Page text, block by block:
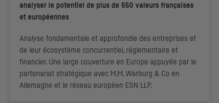
analyser le potentiel de plus de 550 valeurs françaises
et européennes
Analyse fondamentale et approfondie des entreprises et
de leur écosystème concurrentiel, réglementaire et
financier. Une large couverture en Europe appuyée par le
partenariat stratégique avec M.M. Warburg & Co en
Allemagne et le réseau européen ESN LLP.